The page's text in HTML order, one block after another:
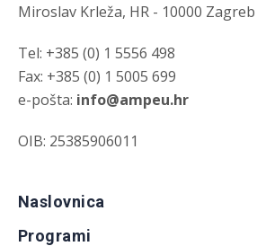
Miroslav Krleža, HR - 10000 Zagreb
Tel: +385 (0) 1 5556 498
Fax: +385 (0) 1 5005 699
e-pošta: info@ampeu.hr
OIB: 25385906011
Naslovnica
Programi